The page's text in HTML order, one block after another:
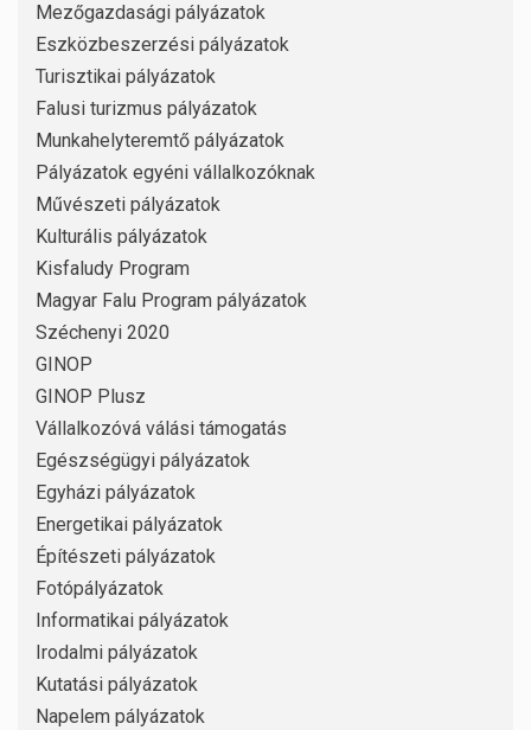
Mezőgazdasági pályázatok
Eszközbeszerzési pályázatok
Turisztikai pályázatok
Falusi turizmus pályázatok
Munkahelyteremtő pályázatok
Pályázatok egyéni vállalkozóknak
Művészeti pályázatok
Kulturális pályázatok
Kisfaludy Program
Magyar Falu Program pályázatok
Széchenyi 2020
GINOP
GINOP Plusz
Vállalkozóvá válási támogatás
Egészségügyi pályázatok
Egyházi pályázatok
Energetikai pályázatok
Építészeti pályázatok
Fotópályázatok
Informatikai pályázatok
Irodalmi pályázatok
Kutatási pályázatok
Napelem pályázatok